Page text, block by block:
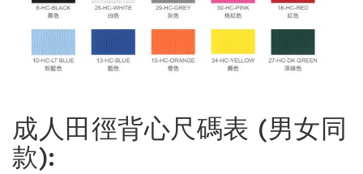
成人田徑背心尺碼表 (男女同
款):